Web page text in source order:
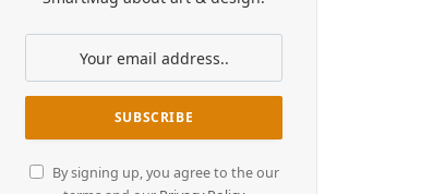
By signing up, you agree to the our